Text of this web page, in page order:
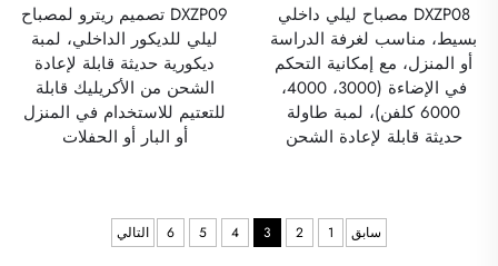
DXZP08 مصباح ليلي داخلي
بسيط، مناسب لغرفة الدراسة
أو المنزل، مع إمكانية التحكم
في الإضاءة (3000، 4000،
6000 كلفن)، لمبة طاولة
حديثة قابلة لإعادة الشحن
DXZP09 تصميم ريترو لمصباح
ليلي للديكور الداخلي، لمبة
ديكورية حديثة قابلة لإعادة
الشحن من الأكريليك قابلة
للتعتيم للاستخدام في المنزل
أو البار أو الحفلات
سابق 1
2
3
4
5
6 التالي